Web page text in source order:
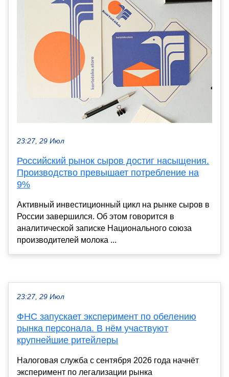
23:27, 29 Июл
Российский рынок сыров достиг насыщения.
Производство превышает потребление на
9%
Активный инвестиционный цикл на рынке сыров в
России завершился. Об этом говорится в
аналитической записке Национального союза
производителей молока ...
23:27, 29 Июл
ФНС запускает эксперимент по обелению
рынка персонала. В нём участвуют
крупнейшие ритейлеры
Налоговая служба с сентября 2026 года начнёт
эксперимент по легализации рынка